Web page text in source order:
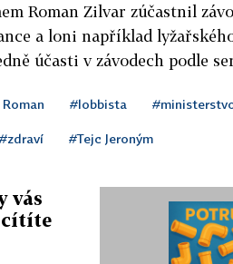
Roman Zilvar zúčastnil
a loni například
účasti v závodech podle
#lobbista
#zdraví #Tejc Jeroným
vás
cítíte